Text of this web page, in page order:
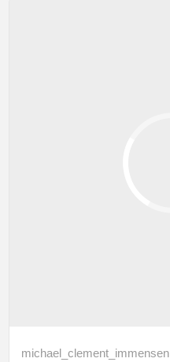
michael_clement_immensen